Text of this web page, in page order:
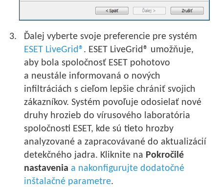
Ďalej vyberte svoje preferencie pre systém
ESET LiveGrid® . ESET LiveGrid® umožňuje,
aby bola spoločnosť ESET pohotovo
a neustále informovaná o nových
infiltráciách s cieľom lepšie chrániť svojich
zákazníkov. Systém povoľuje odosielať nové
druhy hrozieb do vírusového laboratória
spoločnosti ESET, kde sú tieto hrozby
analyzované a zapracovávané do aktualizácií
detekčného jadra. Kliknite na Pokročilé
nastavenia a nakonfigurujte dodatočné
inštalačné parametre.